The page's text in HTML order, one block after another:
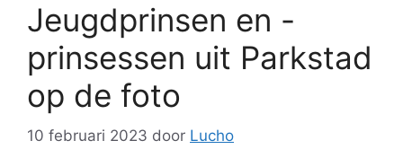
Jeugdprinsen en -
prinsessen uit Parkstad
op de foto
10 februari 2023 door Lucho